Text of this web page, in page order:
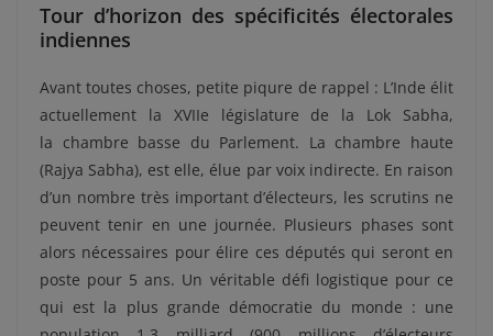
Tour d’horizon des spécificités électorales
indiennes
Avant toutes choses, petite piqure de rappel : L’Inde élit
actuellement la XVIIe législature de la Lok Sabha,
la chambre basse du Parlement. La chambre haute
(Rajya Sabha), est elle, élue par voix indirecte. En raison
d’un nombre très important d’électeurs, les scrutins ne
peuvent tenir en une journée. Plusieurs phases sont
alors nécessaires pour élire ces députés qui seront en
poste pour 5 ans. Un véritable défi logistique pour ce
qui est la plus grande démocratie du monde : une